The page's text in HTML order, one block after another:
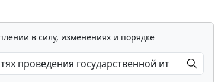
в силу, изменениях и порядке